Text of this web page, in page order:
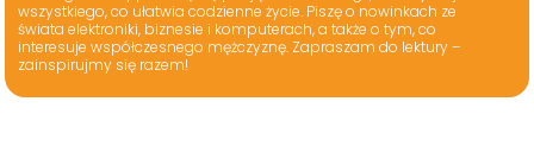
wszystkiego, co ułatwia codzienne życie. Piszę o nowinkach ze
świata elektroniki, biznesie i komputerach, a także o tym, co
interesuje współczesnego mężczyznę. Zapraszam do lektury –
zainspirujmy się razem!